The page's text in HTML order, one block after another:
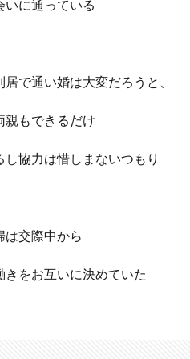
いに通っている
で通い婚は大変だろうと、
親もできるだけ
し協力は惜しまないつもり
は交際中から
きをお互いに決めていた